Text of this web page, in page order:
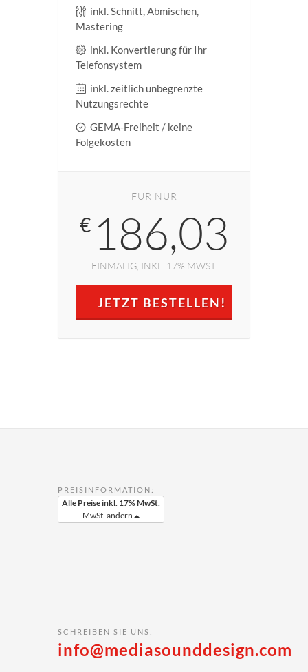
inkl. Schnitt, Abmischen,
Mastering
inkl. Konvertierung für Ihr
Telefonsystem
inkl. zeitlich unbegrenzte
Nutzungsrechte
GEMA-Freiheit / keine
Folgekosten
FÜR NUR
€ 186,03
EINMALIG, INKL. 17% MWST.
JETZT BESTELLEN!
PREISINFORMATION:
Alle Preise inkl. 17% MwSt.
MwSt. ändern
SCHREIBEN SIE UNS:
info@mediasounddesign.com